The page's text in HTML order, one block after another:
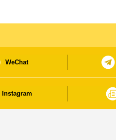
WeChat
Instagram